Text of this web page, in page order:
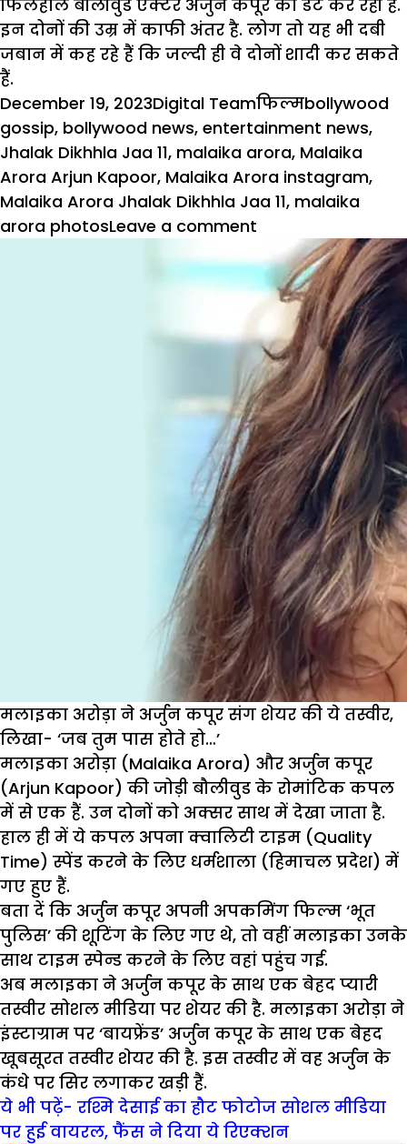
फिलहाल बौलीवुड एक्टर अर्जुन कपूर को डेट कर रही हैं.
इन दोनों की उम्र में काफी अंतर है. लोग तो यह भी दबी
जबान में कह रहे हैं कि जल्दी ही वे दोनों शादी कर सकते
हैं.
Posted
on
December 19, 2023Author
Digital TeamCategories
फिल्मTags
bollywood
gossip, bollywood news, entertainment news,
Jhalak Dikhhla Jaa 11, malaika arora, Malaika
Arora Arjun Kapoor, Malaika Arora instagram,
Malaika Arora Jhalak Dikhhla Jaa 11, malaika
arora photosLeave a comment
की
उम्र
मलाइका
ने
रेड
साड़ी
में
दिखाया
हुस्न,
फोटो
हुई
वायरल
मलाइका अरोड़ा ने अर्जुन कपूर संग शेयर की ये तस्वीर,
लिखा- ‘जब तुम पास होते हो…’
मलाइका अरोड़ा (Malaika Arora) और अर्जुन कपूर
(Arjun Kapoor) की जोड़ी बौलीवुड के रोमांटिक कपल
में से एक हैं. उन दोनों को अक्सर साथ में देखा जाता है.
हाल ही में ये कपल अपना क्वालिटी टाइम (Quality
Time) स्पेंड करने के लिए धर्मशाला (हिमाचल प्रदेश) में
गए हुए हैं.
बता दें कि अर्जुन कपूर अपनी अपकमिंग फिल्म ‘भूत
पुलिस’ की शूटिंग के लिए गए थे, तो वहीं मलाइका उनके
साथ टाइम स्पेन्ड करने के लिए वहां पहुंच गई.
अब मलाइका ने अर्जुन कपूर के साथ एक बेहद प्यारी
तस्वीर सोशल मीडिया पर शेयर की है. मलाइका अरोड़ा ने
इंस्टाग्राम पर ‘बायफ्रेंड’ अर्जुन कपूर के साथ एक बेहद
खूबसूरत तस्वीर शेयर की है. इस तस्वीर में वह अर्जुन के
कंधे पर सिर लगाकर खड़ी हैं.
ये भी पढ़ें- रश्मि देसाई का हौट फोटोज सोशल मीडिया
पर हुई वायरल, फैंस ने दिया ये रिएक्शन